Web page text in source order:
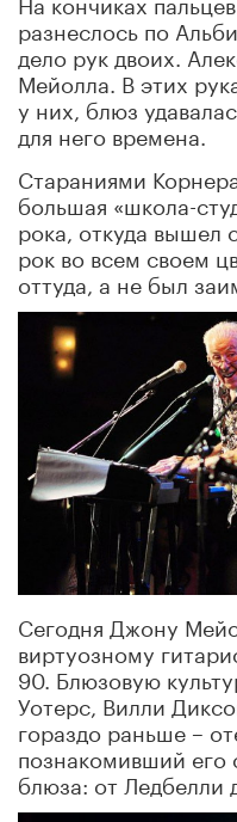
разнеслось по
дело рук двоих.
Мейолла. В этих
у них, блюз
для него времена.
Стараниями
большая «школа-
рока, откуда вышел
рок во всем своем
оттуда, а не был
Сегодня Джону
виртуозному
90. Блюзовую
Уотерс, Вилли
гораздо раньше –
познакомивший его
блюза: от Ледбелли